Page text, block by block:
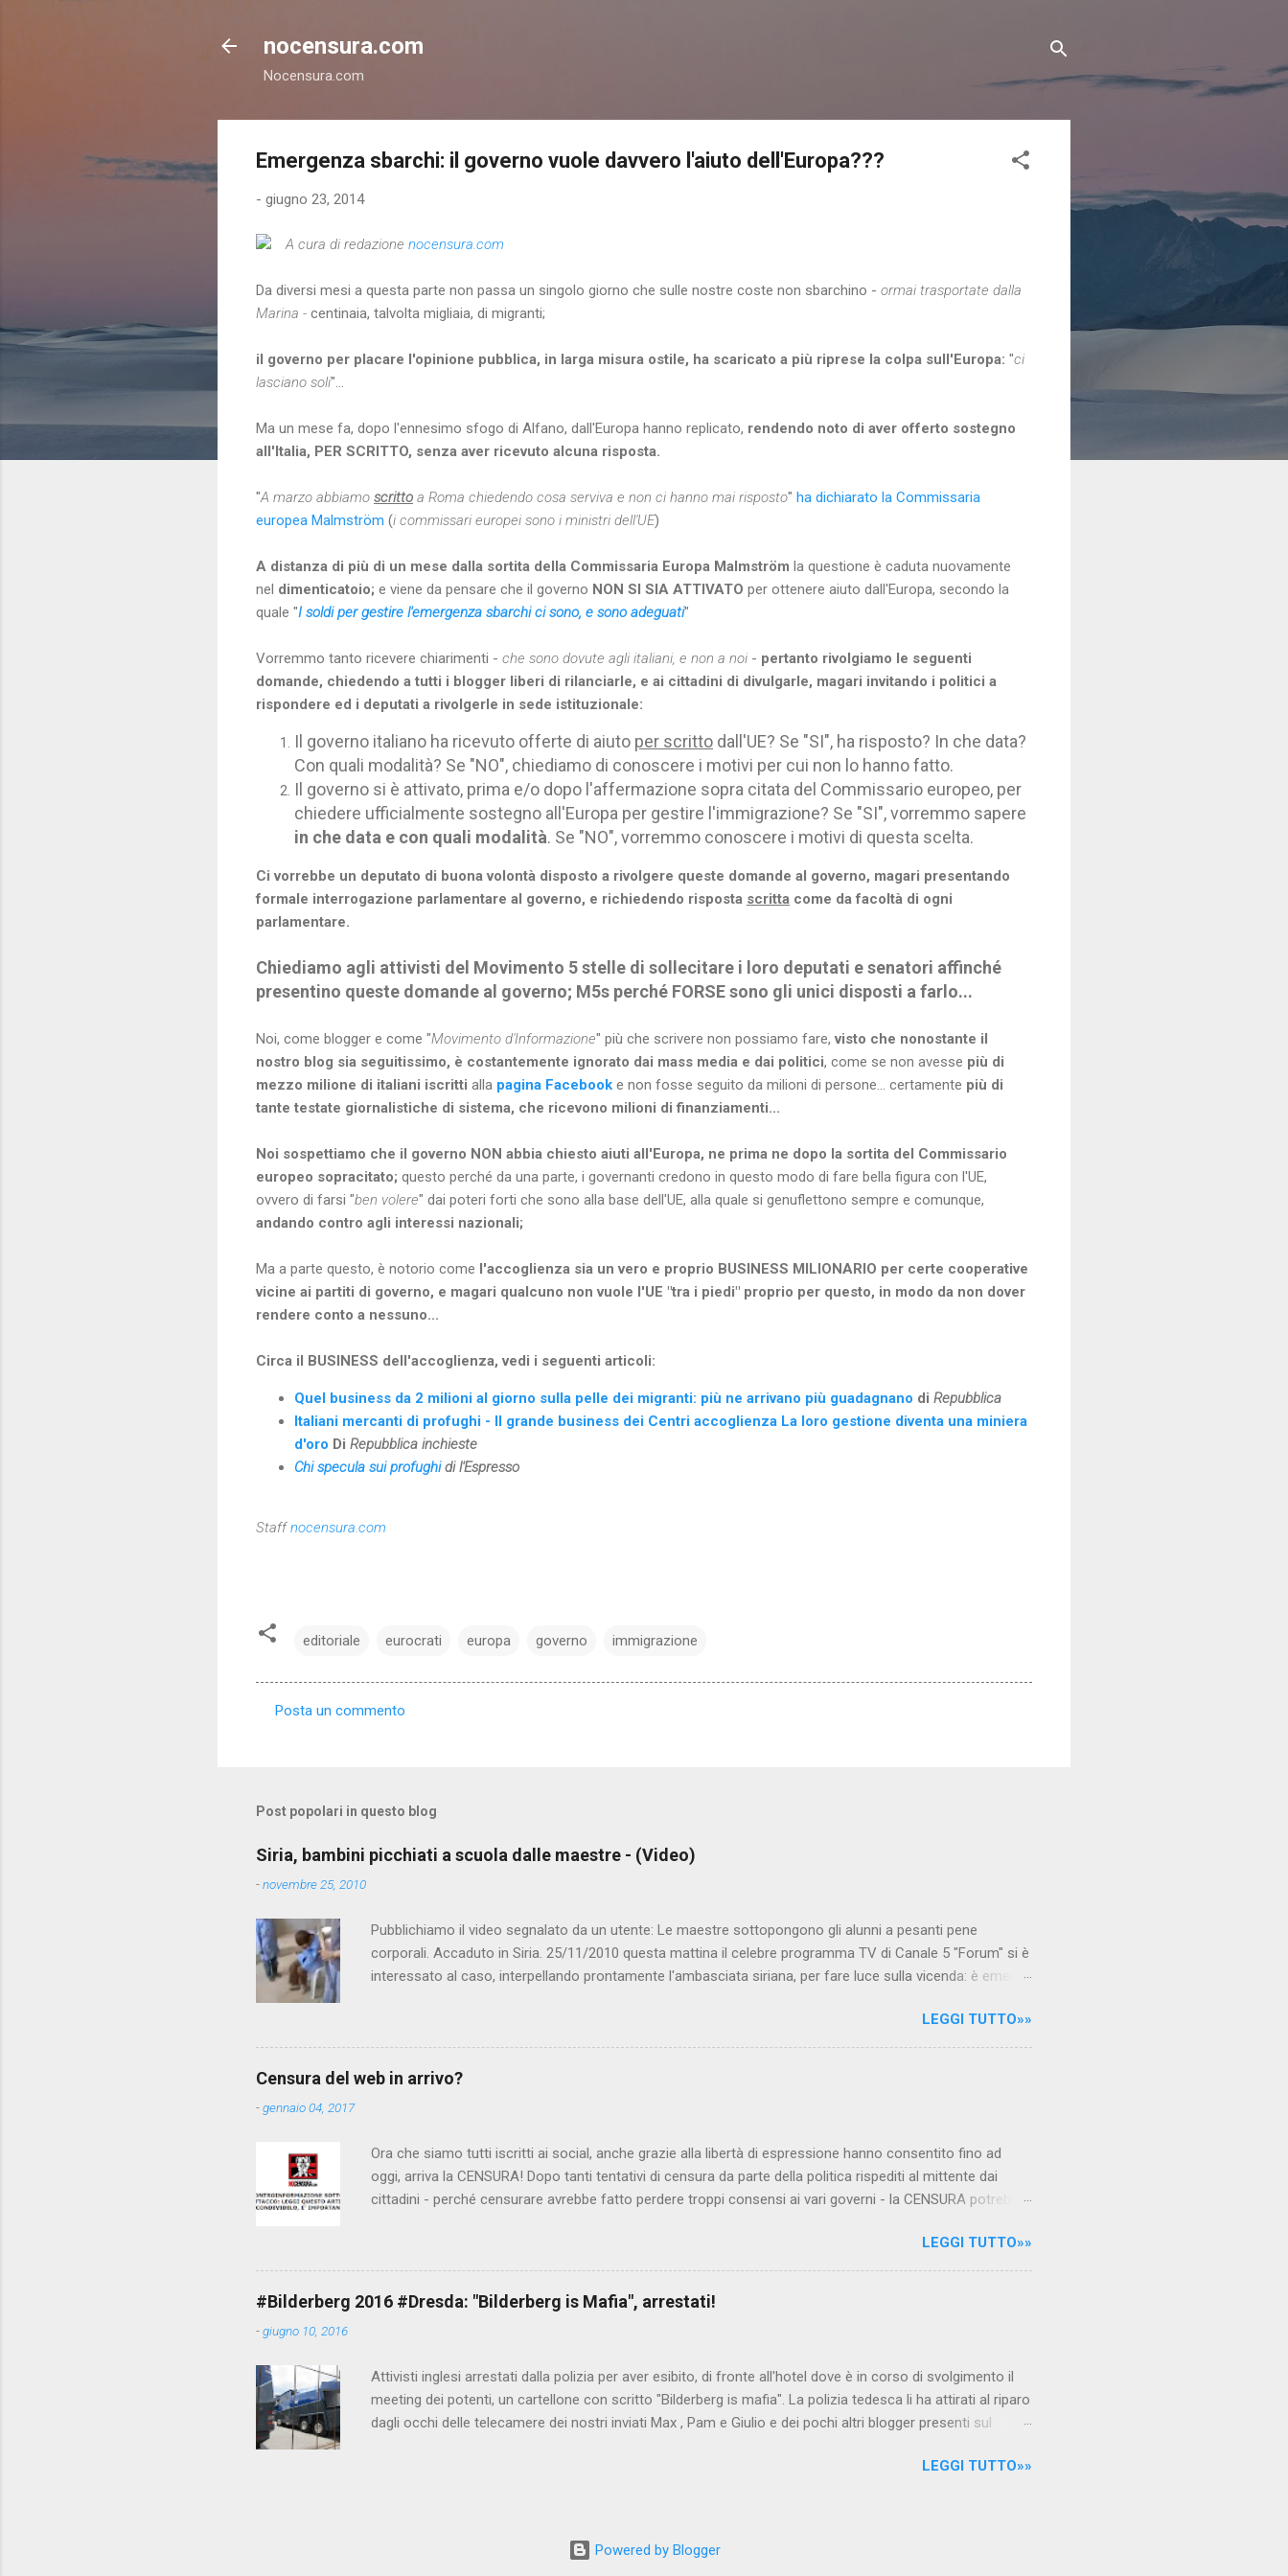
nocensura.com
Nocensura.com
Emergenza sbarchi: il governo vuole davvero l'aiuto dell'Europa???
- giugno 23, 2014
A cura di redazione nocensura.com
Da diversi mesi a questa parte non passa un singolo giorno che sulle nostre coste non sbarchino - ormai trasportate dalla
Marina - centinaia, talvolta migliaia, di migranti;
il governo per placare l'opinione pubblica, in larga misura ostile, ha scaricato a più riprese la colpa sull'Europa: "ci
lasciano soli"...
Ma un mese fa, dopo l'ennesimo sfogo di Alfano, dall'Europa hanno replicato, rendendo noto di aver offerto sostegno
all'Italia, PER SCRITTO, senza aver ricevuto alcuna risposta.
"A marzo abbiamo scritto a Roma chiedendo cosa serviva e non ci hanno mai risposto" ha dichiarato la Commissaria
europea Malmström (i commissari europei sono i ministri dell'UE)
A distanza di più di un mese dalla sortita della Commissaria Europa Malmström la questione è caduta nuovamente
nel dimenticatoio; e viene da pensare che il governo NON SI SIA ATTIVATO per ottenere aiuto dall'Europa, secondo la
quale "I soldi per gestire l'emergenza sbarchi ci sono, e sono adeguati"
Vorremmo tanto ricevere chiarimenti - che sono dovute agli italiani, e non a noi - pertanto rivolgiamo le seguenti
domande, chiedendo a tutti i blogger liberi di rilanciarle, e ai cittadini di divulgarle, magari invitando i politici a
rispondere ed i deputati a rivolgerle in sede istituzionale:
Il governo italiano ha ricevuto offerte di aiuto per scritto dall'UE? Se "SI", ha risposto? In che data?
Con quali modalità? Se "NO", chiediamo di conoscere i motivi per cui non lo hanno fatto.
Il governo si è attivato, prima e/o dopo l'affermazione sopra citata del Commissario europeo, per
chiedere ufficialmente sostegno all'Europa per gestire l'immigrazione? Se "SI", vorremmo sapere
in che data e con quali modalità. Se "NO", vorremmo conoscere i motivi di questa scelta.
Ci vorrebbe un deputato di buona volontà disposto a rivolgere queste domande al governo, magari presentando
formale interrogazione parlamentare al governo, e richiedendo risposta scritta come da facoltà di ogni
parlamentare.
Chiediamo agli attivisti del Movimento 5 stelle di sollecitare i loro deputati e senatori affinché
presentino queste domande al governo; M5s perché FORSE sono gli unici disposti a farlo...
Noi, come blogger e come "Movimento d'Informazione" più che scrivere non possiamo fare,visto che nonostante il
nostro blog sia seguitissimo, è costantemente ignorato dai mass media e dai politici, come se non avesse più di
mezzo milione di italiani iscritti alla pagina Facebook e non fosse seguito da milioni di persone... certamente più di
tante testate giornalistiche di sistema, che ricevono milioni di finanziamenti...
Noi sospettiamo che il governo NON abbia chiesto aiuti all'Europa, ne prima ne dopo la sortita del Commissario
europeo sopracitato; questo perché da una parte, i governanti credono in questo modo di fare bella figura con l'UE,
ovvero di farsi "ben volere" dai poteri forti che sono alla base dell'UE, alla quale si genuflettono sempre e comunque,
andando contro agli interessi nazionali;
Ma a parte questo, è notorio come l'accoglienza sia un vero e proprio BUSINESS MILIONARIO per certe cooperative
vicine ai partiti di governo, e magari qualcuno non vuole l'UE "tra i piedi" proprio per questo, in modo da non dover
rendere conto a nessuno...
Circa il BUSINESS dell'accoglienza, vedi i seguenti articoli:
Quel business da 2 milioni al giorno sulla pelle dei migranti: più ne arrivano più guadagnano di Repubblica
Italiani mercanti di profughi - Il grande business dei Centri accoglienza La loro gestione diventa una miniera
d'oro Di Repubblica inchieste
Chi specula sui profughidi l'Espresso
Staffnocensura.com
editoriale eurocrati europa governo immigrazione
m
n
t
i
Posta un commento
Post popolari in questo blog
Siria, bambini picchiati a scuola dalle maestre - (Video)
-novembre 25, 2010
Pubblichiamo il video segnalato da un utente: Le maestre sottopongono gli alunni a pesanti pene
corporali. Accaduto in Siria. 25/11/2010 questa mattina il celebre programma TV di Canale 5 "Forum" si è
interessato al caso, interpellando prontamente l'ambasciata siriana, per fare luce sulla vicenda: è emerso
state punite e allontanate dalla scuola. LEGGI IL SERVIZIO . staff nocensura.com Condividi su Facebook
LEGGI TUTTO»»
Censura del web in arrivo?
-gennaio 04, 2017
Ora che siamo tutti iscritti ai social, anche grazie alla libertà di espressione hanno consentito fino ad
oggi, arriva la CENSURA! Dopo tanti tentativi di censura da parte della politica rispediti al mittente dai
cittadini - perché censurare avrebbe fatto perdere troppi consensi ai vari governi - la CENSURA potrebbe
AGCM (da non confondere con AGCOM) tra l'altro il momento è proprizio perché al governo non c'è più
Matteo Renzi ma il buon Renziloni , controfigura di Renzi messo li per mettere la faccia su quelle misure
che per l'ex sindaco di Firenze sarebbero state sconvenienti , dai miliardi da sborsare per le banche allo
sdoganamento della censura del web. Renzi è tornato a casa, a farsi riprendere mentre fa la spesa come
LEGGI TUTTO»»
#Bilderberg 2016 #Dresda: "Bilderberg is Mafia", arrestati!
-giugno 10, 2016
Attivisti inglesi arrestati dalla polizia per aver esibito, di fronte all'hotel dove è in corso di svolgimento il
meeting dei potenti, un cartellone con scritto "Bilderberg is mafia". La polizia tedesca li ha attirati al riparo
dagli occhi delle telecamere dei nostri inviati Max , Pam e Giulio e dei pochi altri blogger presenti sul
evitando che la scena fosse ripresa. E' quanto raccontano i nostri amici inviati durante l'ultimo
ordine mondiale : Dresda, espongono cartello "Bilderberg is mafia", arrestati!
http://veritanwo.altervista.org/dresda-espongono-cartello-bilderberg-is-mafia-arrestati/ Per garantire la
LEGGI TUTTO»»
Powered by Blogger